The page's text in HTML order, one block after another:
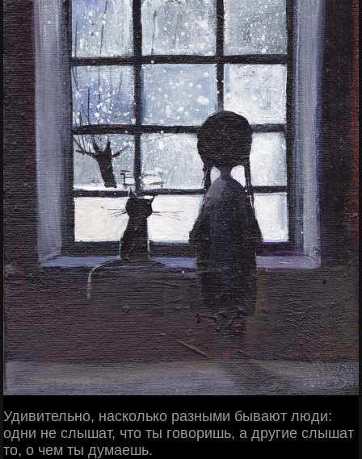
Удивительно, насколько разными бывают люди:
одни не слышат, что ты говоришь, а другие слышат
то, о чем ты думаешь.